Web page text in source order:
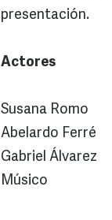
presentación.
Actores
Susana Romo
Abelardo Ferré
Gabriel Álvarez
Músico